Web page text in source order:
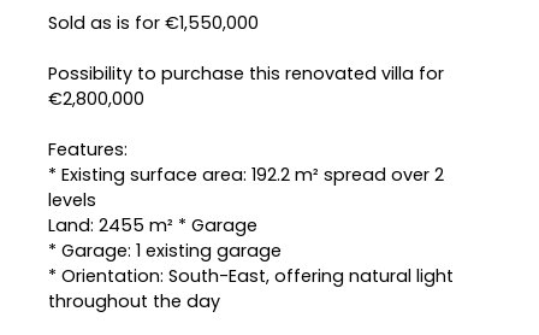
Sold as is for €1,550,000
Possibility to purchase this renovated villa for
€2,800,000
Features:
* Existing surface area: 192.2 m² spread over 2
levels
Land: 2455 m² * Garage
* Garage: 1 existing garage
* Orientation: South-East, offering natural light
throughout the day